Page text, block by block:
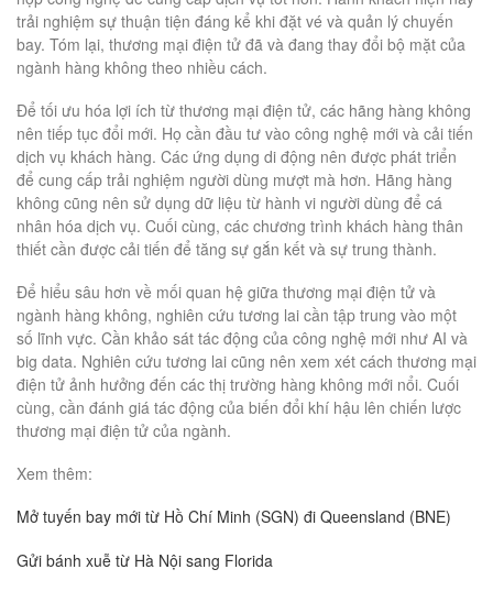
trải nghiệm sự thuận tiện đáng kể khi đặt vé và quản lý chuyến
bay. Tóm lại, thương mại điện tử đã và đang thay đổi bộ mặt của
ngành hàng không theo nhiều cách.
Để tối ưu hóa lợi ích từ thương mại điện tử, các hãng hàng không
nên tiếp tục đổi mới. Họ cần đầu tư vào công nghệ mới và cải tiến
dịch vụ khách hàng. Các ứng dụng di động nên được phát triển
để cung cấp trải nghiệm người dùng mượt mà hơn. Hãng hàng
không cũng nên sử dụng dữ liệu từ hành vi người dùng để cá
nhân hóa dịch vụ. Cuối cùng, các chương trình khách hàng thân
thiết cần được cải tiến để tăng sự gắn kết và sự trung thành.
Để hiểu sâu hơn về mối quan hệ giữa thương mại điện tử và
ngành hàng không, nghiên cứu tương lai cần tập trung vào một
số lĩnh vực. Cần khảo sát tác động của công nghệ mới như AI và
big data. Nghiên cứu tương lai cũng nên xem xét cách thương mại
điện tử ảnh hưởng đến các thị trường hàng không mới nổi. Cuối
cùng, cần đánh giá tác động của biến đổi khí hậu lên chiến lược
thương mại điện tử của ngành.
Xem thêm:
Mở tuyến bay mới từ Hồ Chí Minh (SGN) đi Queensland (BNE)
Gửi bánh xuễ từ Hà Nội sang Florida